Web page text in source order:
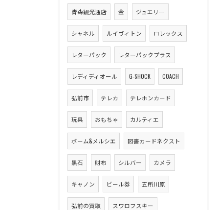
青森観光通店 金 ジュエリー
シャネル ルイヴィトン ロレックス
レターパック レターパックプラス
レディディオール G-SHOCK COACH
弘前市 テレカ テレホンカード
玩具 おもちゃ カルティエ
ボーム&メルシエ 図書カードネクスト
黒石 財布 シルバー カメラ
キャノン ビール券 五所川原
弘前の買取 スワロフスキー